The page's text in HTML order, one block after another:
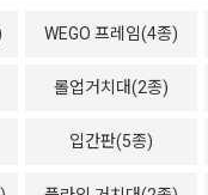
WEGO 프레임(4종)
롤업거치대(2종)
입간판(5종)